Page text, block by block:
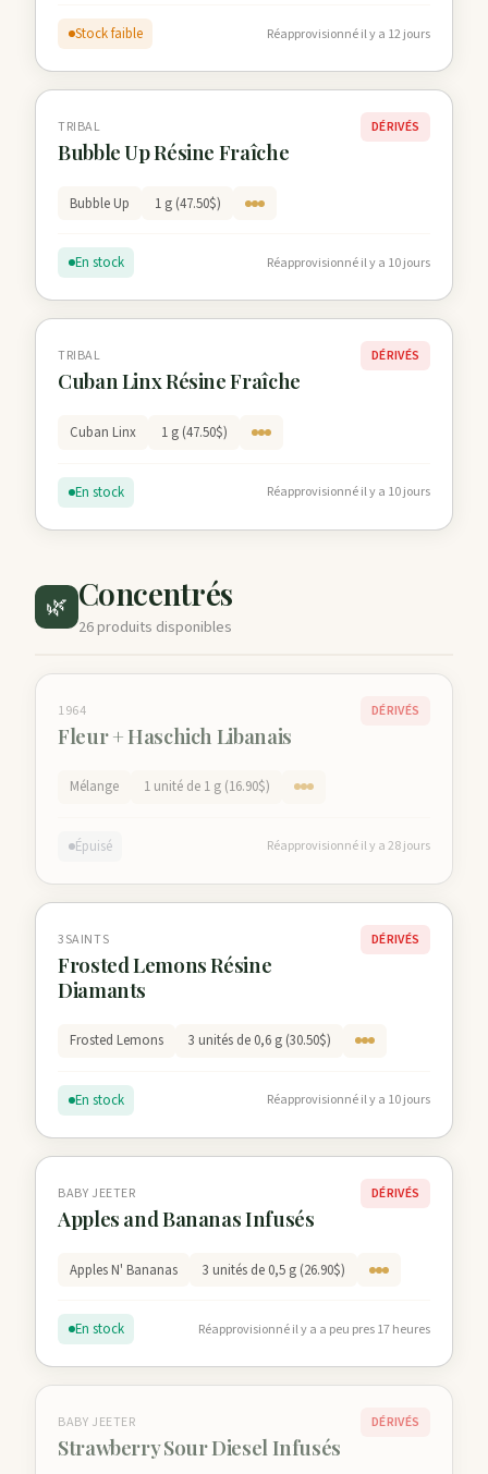
Stock faible Réapprovisionné il y a 12 jours
TRIBAL
Bubble Up Résine Fraîche
DÉRIVÉS
Bubble Up 1 g (47.50$)
En stock Réapprovisionné il y a 10 jours
TRIBAL
Cuban Linx Résine Fraîche
DÉRIVÉS
Cuban Linx 1 g (47.50$)
En stock Réapprovisionné il y a 10 jours
🌿 Concentrés
26 produits disponibles
1964
Fleur + Haschich Libanais
DÉRIVÉS
Mélange 1 unité de 1 g (16.90$)
Épuisé Réapprovisionné il y a 28 jours
3SAINTS
Frosted Lemons Résine
Diamants
DÉRIVÉS
Frosted Lemons 3 unités de 0,6 g (30.50$)
En stock Réapprovisionné il y a 10 jours
BABY JEETER
Apples and Bananas Infusés
DÉRIVÉS
Apples N' Bananas 3 unités de 0,5 g (26.90$)
En stock Réapprovisionné il y a a peu pres 17 heures
BABY JEETER
Strawberry Sour Diesel Infusés
DÉRIVÉS